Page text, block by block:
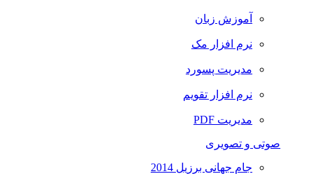
آموزش زبان
نرم افزار مک
مدیریت پسورد
نرم افزار تقویم
مدیریت PDF
صوتی و تصویری
جام جهانی برزیل 2014